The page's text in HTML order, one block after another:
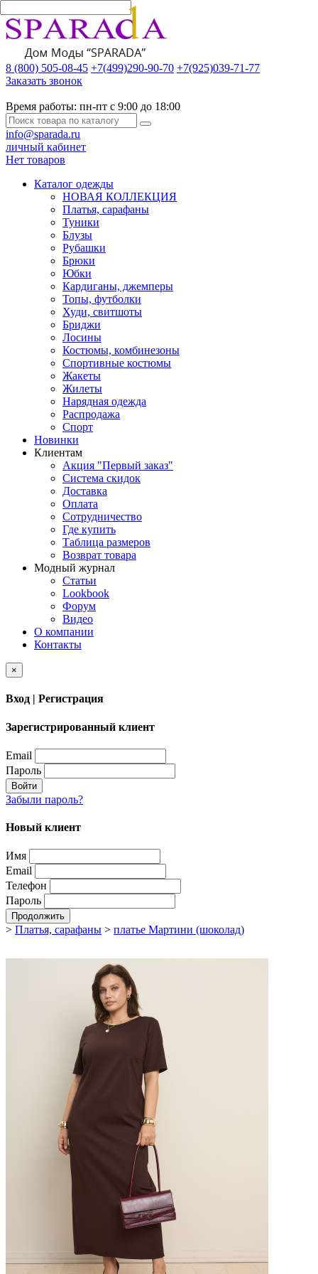
8 (800) 505-08-45 +7(499)290-90-70 +7(925)039-71-77
Заказать звонок
Время работы: пн-пт с 9:00 до 18:00
info@sparada.ru
личный кабинет
Нет товаров
Каталог одежды
НОВАЯ КОЛЛЕКЦИЯ
Платья, сарафаны
Туники
Блузы
Рубашки
Брюки
Юбки
Кардиганы, джемперы
Топы, футболки
Худи, свитшоты
Бриджи
Лосины
Костюмы, комбинезоны
Спортивные костюмы
Жакеты
Жилеты
Нарядная одежда
Распродажа
Спорт
Новинки
Клиентам
Акция "Первый заказ"
Система скидок
Доставка
Оплата
Сотрудничество
Где купить
Таблица размеров
Возврат товара
Модный журнал
Статьи
Lookbook
Форум
Видео
О компании
Контакты
×
Вход | Регистрация
Зарегистрированный клиент
Email
Пароль
Войти
Забыли пароль?
Новый клиент
Имя
Email
Телефон
Пароль
Продолжить
> Платья, сарафаны > платье Мартини (шоколад)